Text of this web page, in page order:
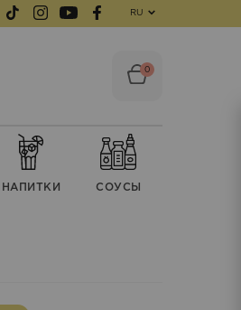
RU
0
НАПИТКИ СОУСЫ